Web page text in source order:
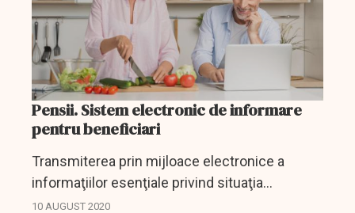
Pensii. Sistem electronic de informare
pentru beneficiari
Transmiterea prin mijloace electronice a
informaţiilor esenţiale privind situaţia
conturilor personale ale participanţilor la
10 AUGUST 2020